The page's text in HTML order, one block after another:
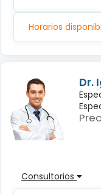
Horarios
Dr.
Consultorios